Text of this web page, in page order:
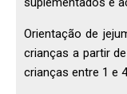
Orientação de
crianças a partir
crianças entre 1 e